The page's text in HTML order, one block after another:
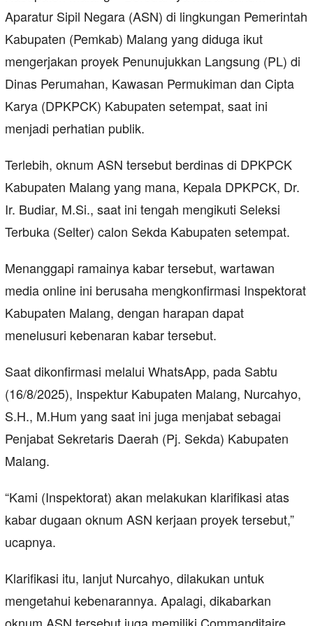
Aparatur Sipil Negara (ASN) di lingkungan Pemerintah
Kabupaten (Pemkab) Malang yang diduga ikut
mengerjakan proyek Penunujukkan Langsung (PL) di
Dinas Perumahan, Kawasan Permukiman dan Cipta
Karya (DPKPCK) Kabupaten setempat, saat ini
menjadi perhatian publik.
Terlebih, oknum ASN tersebut berdinas di DPKPCK
Kabupaten Malang yang mana, Kepala DPKPCK, Dr.
Ir. Budiar, M.Si., saat ini tengah mengikuti Seleksi
Terbuka (Selter) calon Sekda Kabupaten setempat.
Menanggapi ramainya kabar tersebut, wartawan
media online ini berusaha mengkonfirmasi Inspektorat
Kabupaten Malang, dengan harapan dapat
menelusuri kebenaran kabar tersebut.
Saat dikonfirmasi melalui WhatsApp, pada Sabtu
(16/8/2025), Inspektur Kabupaten Malang, Nurcahyo,
S.H., M.Hum yang saat ini juga menjabat sebagai
Penjabat Sekretaris Daerah (Pj. Sekda) Kabupaten
Malang.
“Kami (Inspektorat) akan melakukan klarifikasi atas
kabar dugaan oknum ASN kerjaan proyek tersebut,”
ucapnya.
Klarifikasi itu, lanjut Nurcahyo, dilakukan untuk
mengetahui kebenarannya. Apalagi, dikabarkan